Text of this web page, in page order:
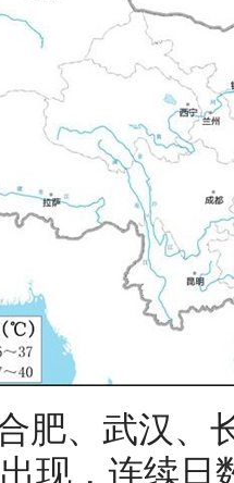
肥、武汉、
现，连续日